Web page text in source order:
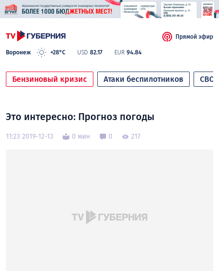
Воронеж +28°C USD 82.17 EUR 94.84
Прямой эфир
Бензиновый кризис Атаки беспилотников СВО
Это интересно: Прогноз погоды
11:23 2019-12-13 0 мин 0 217